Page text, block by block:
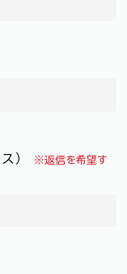
）
※返信を希望す